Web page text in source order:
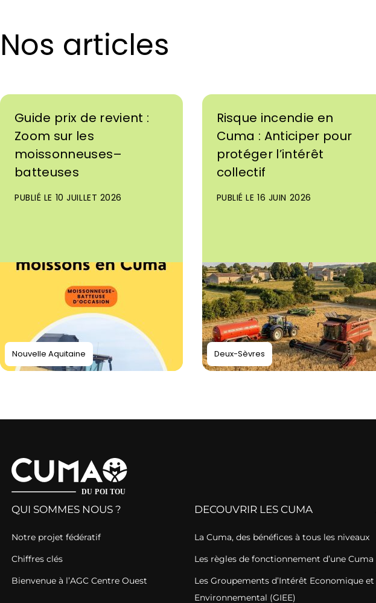
Nos articles
Guide prix de revient :
Zoom sur les
moissonneuses–
batteuses
PUBLIÉ LE 10 JUILLET 2026
Nouvelle Aquitaine
Risque incendie en
Cuma : Anticiper pour
protéger l’intérêt
collectif
PUBLIÉ LE 16 JUIN 2026
Deux-Sèvres
QUI SOMMES NOUS ?
Notre projet fédératif
Chiffres clés
Bienvenue à l’AGC Centre Ouest
DECOUVRIR LES CUMA
La Cuma, des bénéfices à tous les niveaux
Les règles de fonctionnement d’une Cuma
Les Groupements d’Intérêt Economique et
Environnemental (GIEE)